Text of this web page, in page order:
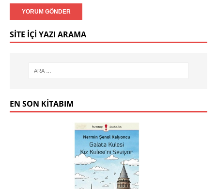
SITE İÇI YAZI ARAMA
EN SON KITABIM